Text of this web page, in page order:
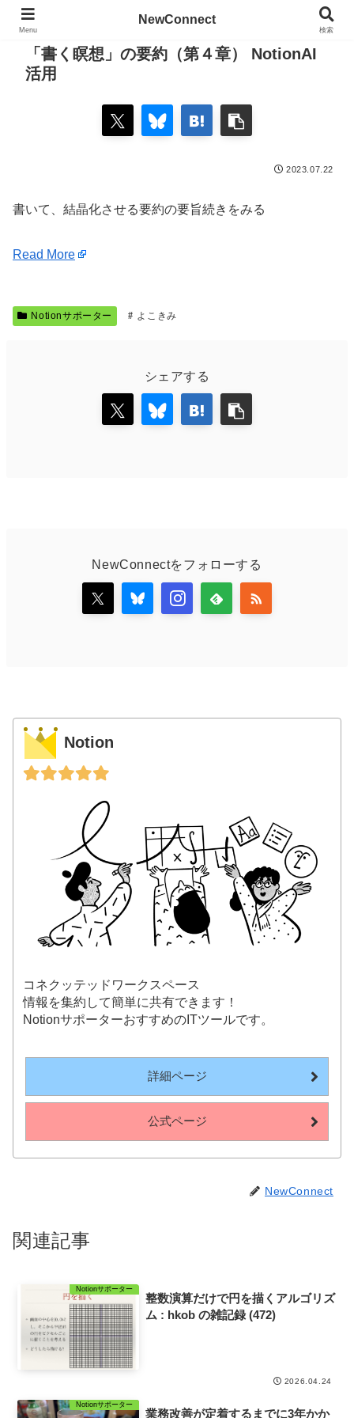
「書く瞑想」の要約（第４章） NotionAI
活用
2023.07.22
書いて、結晶化させる要約の要旨続きをみる
Read More
Notionサポーター よこきみ
シェアする
NewConnectをフォローする
Notion
コネクッテッドワークスペース
情報を集約して簡単に共有できます！
NotionサポーターおすすめのITツールです。
詳細ページ
公式ページ
NewConnect
関連記事
Notionサポーター
整数演算だけで円を描くアルゴリズ
ム : hkob の雑記録 (472)
2026.04.24
Notionサポーター
業務改善が定着するまでに3年かか
Menu
NewConnect
検索